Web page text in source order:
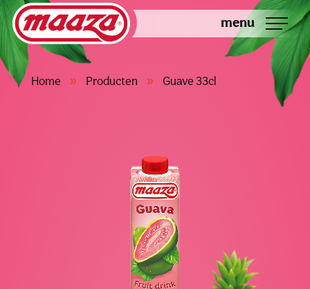
menu
Home » Producten » Guave 33cl